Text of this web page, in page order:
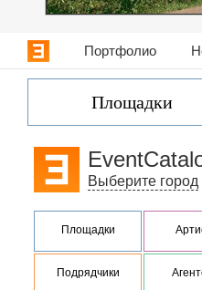
Портфолио
Площадки
Выберите город
Площадки
Подрядчики